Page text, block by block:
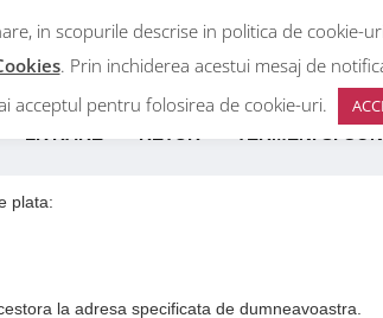
Intra in cont
plata:
la adresa specificata de dumneavoastra.
in scopurile descrise in politica de cookie-
. Prin inchiderea acestui mesaj de
acceptul pentru folosirea de cookie-uri.